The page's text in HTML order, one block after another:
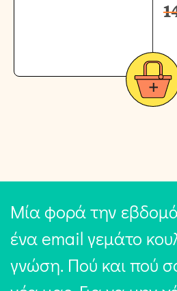
Μία φορά την
ένα email γεμάτο
γνώση. Πού και πού